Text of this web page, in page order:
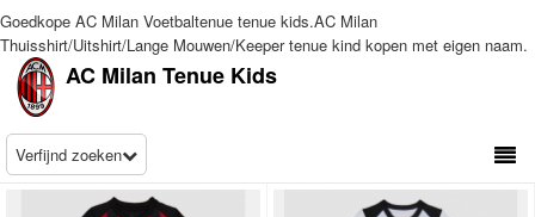
Goedkope AC Milan Voetbaltenue tenue kids.AC Milan
Thuisshirt/Uitshirt/Lange Mouwen/Keeper tenue kind kopen met eigen naam.
AC Milan Tenue Kids
Verfijnd zoeken